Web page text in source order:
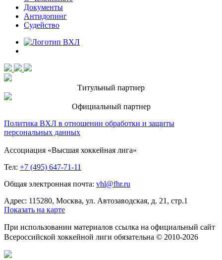
Документы
Антидопинг
Судейство
Титульный партнер
Официальный партнер
Политика ВХЛ в отношении обработки и защиты
персональных данных
Ассоциация «Высшая хоккейная лига»
Тел: +7 (495) 647-71-11
Общая электронная почта: vhl@fhr.ru
Адрес: 115280, Москва, ул. Автозаводская, д. 21, стр.1
Показать на карте
При использовании материалов ссылка на официальный сайт
Всероссийской хоккейной лиги обязательна © 2010-2026